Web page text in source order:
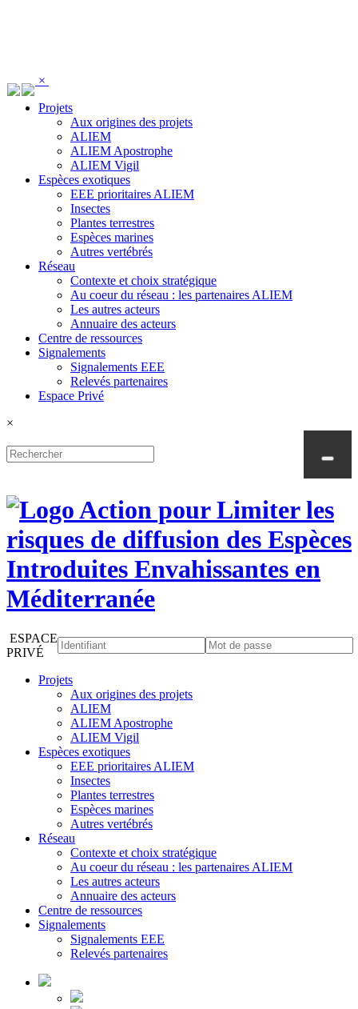
×
Projets
Aux origines des projets
ALIEM
ALIEM Apostrophe
ALIEM Vigil
Espèces exotiques
EEE prioritaires ALIEM
Insectes
Plantes terrestres
Espèces marines
Autres vertébrés
Réseau
Contexte et choix stratégique
Au coeur du réseau : les partenaires ALIEM
Les autres acteurs
Annuaire des acteurs
Centre de ressources
Signalements
Signalements EEE
Relevés partenaires
Espace Privé
×
ESPACE
PRIVÉ
Projets
Aux origines des projets
ALIEM
ALIEM Apostrophe
ALIEM Vigil
Espèces exotiques
EEE prioritaires ALIEM
Insectes
Plantes terrestres
Espèces marines
Autres vertébrés
Réseau
Contexte et choix stratégique
Au coeur du réseau : les partenaires ALIEM
Les autres acteurs
Annuaire des acteurs
Centre de ressources
Signalements
Signalements EEE
Relevés partenaires